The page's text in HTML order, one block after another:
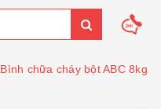
Bình chữa cháy bột ABC 8kg